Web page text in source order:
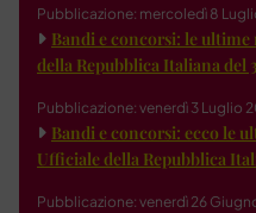
Pubblicazione: mercoledì 8
Bandi e concorsi: le
della Repubblica Italiana del
Pubblicazione: venerdì 3 Luglio
Bandi e concorsi: ecco le
Ufficiale della Repubblica
Pubblicazione: venerdì 26